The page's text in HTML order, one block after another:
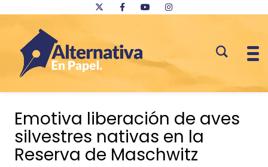
contenido
Emotiva liberación de aves
silvestres nativas en la
Reserva de Maschwitz